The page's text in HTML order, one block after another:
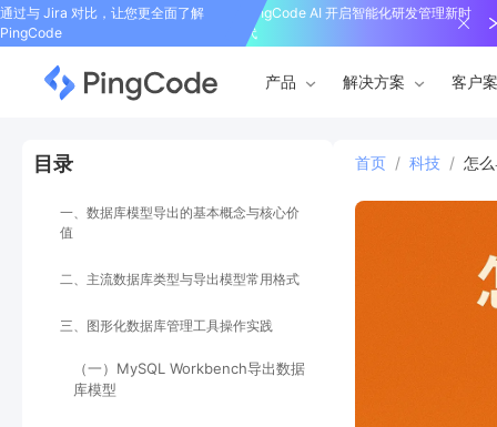
通过与 Jira 对比，让您更全面了解
PingCode
PingCode AI 开启智能化研发管理新时
代
产品 解决方案 客户
目录
一、数据库模型导出的基本概念与核心价
值
二、主流数据库类型与导出模型常用格式
三、图形化数据库管理工具操作实践
（一）MySQL Workbench导出数据
库模型
首页 / 科技 / 怎